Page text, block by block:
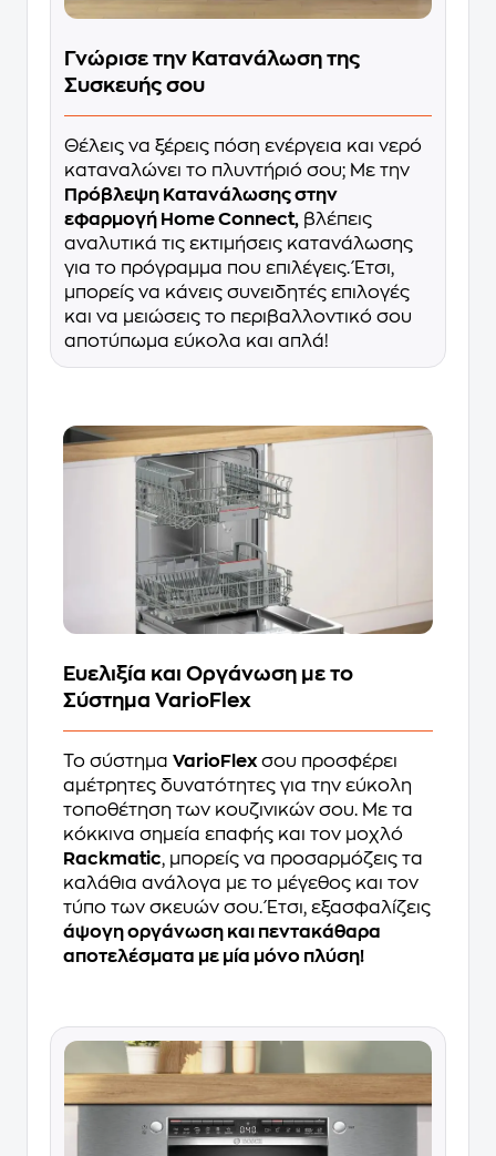
Γνώρισε την Κατανάλωση της
Συσκευής σου
Θέλεις να ξέρεις πόση ενέργεια και νερό
καταναλώνει το πλυντήριό σου; Με την
Πρόβλεψη Κατανάλωσης στην
εφαρμογή Home Connect, βλέπεις
αναλυτικά τις εκτιμήσεις κατανάλωσης
για το πρόγραμμα που επιλέγεις. Έτσι,
μπορείς να κάνεις συνειδητές επιλογές
και να μειώσεις το περιβαλλοντικό σου
αποτύπωμα εύκολα και απλά!
Ευελιξία και Οργάνωση με το
Σύστημα VarioFlex
Το σύστημα VarioFlex σου προσφέρει
αμέτρητες δυνατότητες για την εύκολη
τοποθέτηση των κουζινικών σου. Με τα
κόκκινα σημεία επαφής και τον μοχλό
Rackmatic, μπορείς να προσαρμόζεις τα
καλάθια ανάλογα με το μέγεθος και τον
τύπο των σκευών σου. Έτσι, εξασφαλίζεις
άψογη οργάνωση και πεντακάθαρα
αποτελέσματα με μία μόνο πλύση!